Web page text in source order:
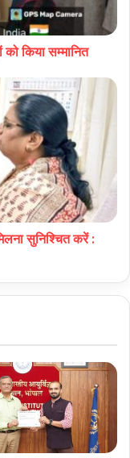
किया सम्मानित
सुनिश्चित करें :